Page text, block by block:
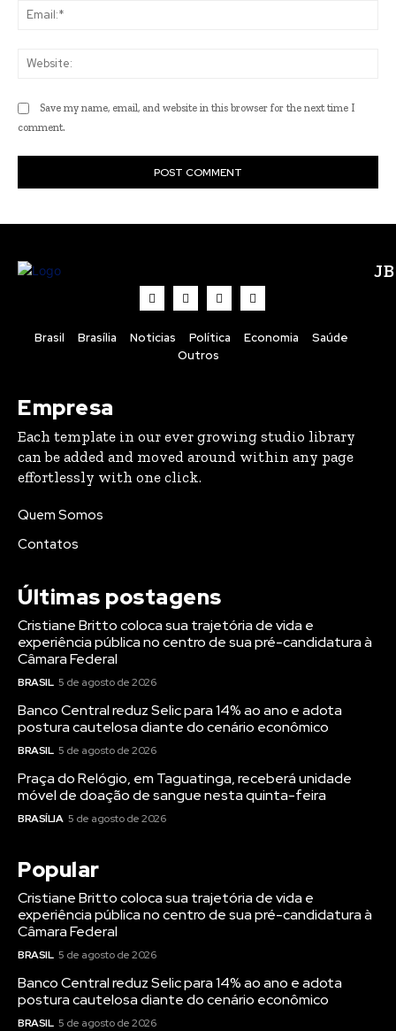
Save my name, email, and website in this browser for the next time I
comment.
Brasil Brasília Noticias Política Economia
Saúde
Outros
Empresa
Each template in our ever growing studio library
can be added and moved around within any page
effortlessly with one click.
Quem Somos
Contatos
Últimas postagens
Cristiane Britto coloca sua trajetória de vida e
experiência pública no centro de sua pré-candidatura à
Câmara Federal
BRASIL 5 de agosto de 2026
Banco Central reduz Selic para 14% ao ano e adota
postura cautelosa diante do cenário econômico
BRASIL 5 de agosto de 2026
Praça do Relógio, em Taguatinga, receberá unidade
móvel de doação de sangue nesta quinta-feira
BRASÍLIA 5 de agosto de 2026
Popular
Cristiane Britto coloca sua trajetória de vida e
experiência pública no centro de sua pré-candidatura à
Câmara Federal
BRASIL 5 de agosto de 2026
Banco Central reduz Selic para 14% ao ano e adota
postura cautelosa diante do cenário econômico
BRASIL 5 de agosto de 2026